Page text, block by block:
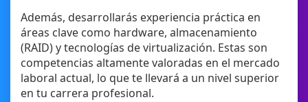
Además, desarrollarás experiencia práctica en
áreas clave como hardware, almacenamiento
(RAID) y tecnologías de virtualización. Estas son
competencias altamente valoradas en el mercado
laboral actual, lo que te llevará a un nivel superior
en tu carrera profesional.